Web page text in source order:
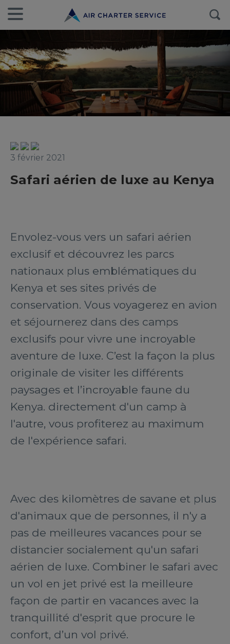
3 février 2021
Safari aérien de luxe au Kenya
Envolez-vous vers un safari aérien
exclusif et découvrez les parcs
nationaux plus emblématiques du
Kenya et ses sites privés de
conservation. Vous voyagerez en avion
et séjournerez dans des camps
exclusifs pour vivre une incroyable
aventure de luxe. C’est la façon la plus
originale de visiter les différents
paysages et l’incroyable faune du
Kenya. directement d'un camp à
l'autre, vous profiterez au maximum
de l'expérience safari.
Avec des kilomètres de savane et plus
d'animaux que de personnes, il n'y a
pas de meilleures vacances pour se
distancier socialement qu'un safari
aérien de luxe. Combiner le safari avec
un vol en jet privé est la meilleure
façon de partir en vacances avec la
tranquillité d'esprit que procure le
confort, d’un vol privé.